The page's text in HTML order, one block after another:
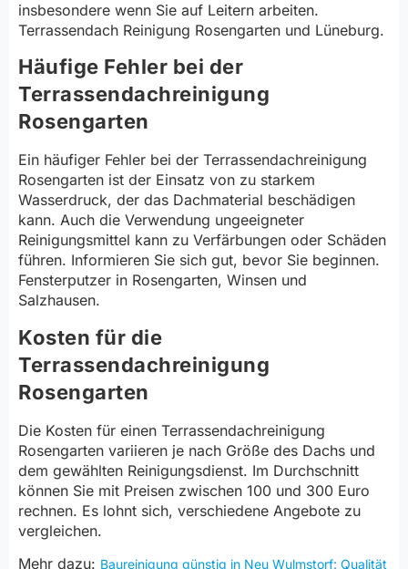
insbesondere wenn Sie auf Leitern arbeiten.
Terrassendach Reinigung Rosengarten und Lüneburg.
Häufige Fehler bei der
Terrassendachreinigung
Rosengarten
Ein häufiger Fehler bei der Terrassendachreinigung
Rosengarten ist der Einsatz von zu starkem
Wasserdruck, der das Dachmaterial beschädigen
kann. Auch die Verwendung ungeeigneter
Reinigungsmittel kann zu Verfärbungen oder Schäden
führen. Informieren Sie sich gut, bevor Sie beginnen.
Fensterputzer in Rosengarten, Winsen und
Salzhausen.
Kosten für die
Terrassendachreinigung
Rosengarten
Die Kosten für einen Terrassendachreinigung
Rosengarten variieren je nach Größe des Dachs und
dem gewählten Reinigungsdienst. Im Durchschnitt
können Sie mit Preisen zwischen 100 und 300 Euro
rechnen. Es lohnt sich, verschiedene Angebote zu
vergleichen.
Mehr dazu: Baureinigung günstig in Neu Wulmstorf: Qualität